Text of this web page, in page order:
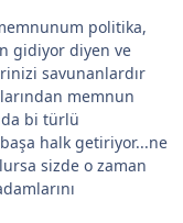
politika,
gidiyor diyen ve
savunanlardır
memnun
bi türlü
halk getiriyor...ne
sizde o zaman